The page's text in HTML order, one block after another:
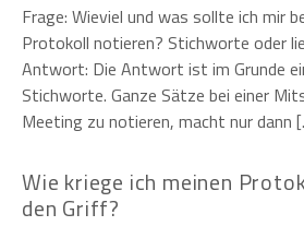
Frage: Wieviel und was sollte ich mir
Protokoll notieren? Stichworte oder
Antwort: Die Antwort ist im Grunde
Stichworte. Ganze Sätze bei einer
Meeting zu notieren, macht nur dann
Wie kriege ich meinen
den Griff?